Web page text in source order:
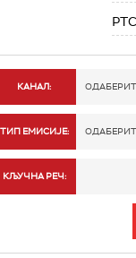
КАНАЛ:
РТС
ТИП ЕМИСИЈЕ:
КЉУЧНА РЕЧ: